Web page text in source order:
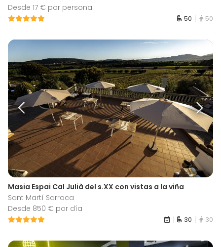
Desde 17 € por persona
50 50
Masia Espai Cal Julià del s.XX con vistas a la viña
Sant Martí Sarroca
Desde 850 € por día
30 30